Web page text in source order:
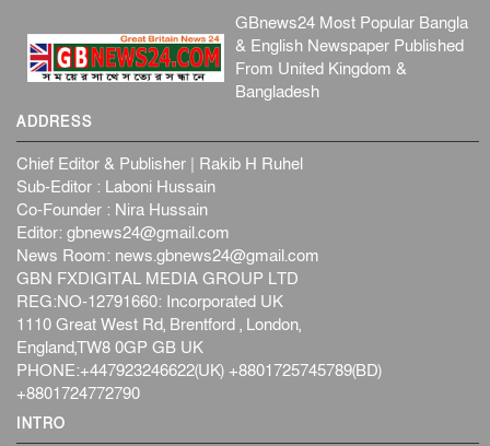
GBnews24 Most Popular Bangla
& English Newspaper Published
From United Kingdom &
Bangladesh
ADDRESS
Chief Editor & Publisher | Rakib H Ruhel
Sub-Editor : Laboni Hussain
Co-Founder : Nira Hussain
Editor: gbnews24@gmail.com
News Room: news.gbnews24@gmail.com
GBN FXDIGITAL MEDIA GROUP LTD
REG:NO-12791660: Incorporated UK
1110 Great West Rd, Brentford , London,
England,TW8 0GP GB UK
PHONE:+447923246622(UK) +8801725745789(BD)
+8801724772790
INTRO